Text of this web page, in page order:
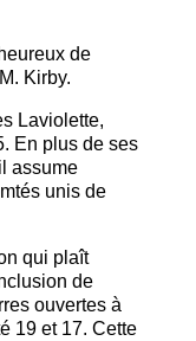
de
Kirby.
Laviolette,
En plus de ses
assume
unis de
qui plaît
de
ouvertes à
19 et 17. Cette